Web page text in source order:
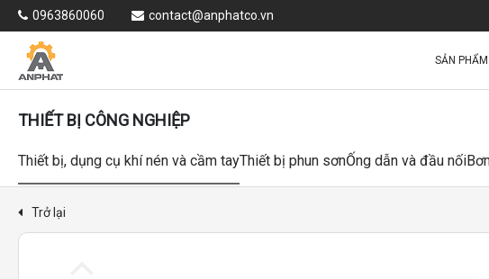
0963860060 contact@anphatco.vn
SẢN PHẨM
THIẾT BỊ CÔNG NGHIỆP
Thiết bị, dụng cụ khí nén và cầm tayThiết bị phun sơnỐng dẫn và đầu nối
Trở lại